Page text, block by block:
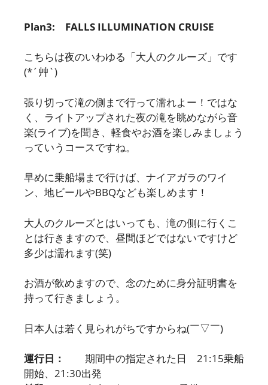
Plan3: FALLS ILLUMINATION CRUISE
こちらは夜のいわゆる「大人のクルーズ」です​
(*´艸`)
張り切って滝の側まで行って濡れよー！ではな
く、ライトアップされた夜の滝を眺めながら音
楽(ライブ)を聞き、軽食やお酒を楽しみましょう
っていうコースですね。
早めに乗船場まで行けば、ナイアガラのワイ
ン、地ビールやBBQなども楽しめます！
大人のクルーズとはいっても、滝の側に行くこ
とは行きますので、昼間ほどではないですけど
多少は濡れます(笑)
お酒が飲めますので、念のために身分証明書を
持って行きましょう。
日本人は若く見られがちですからね(￣▽￣)
運行日：
期間中の指定された日 21:15乗船
開始、21:30出発